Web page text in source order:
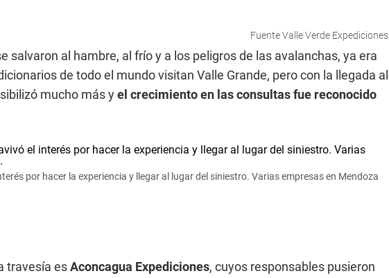
Fuente Valle Verde Expediciones
salvaron al hambre, al frío y a los peligros de las avalanchas, ya era
de todo el mundo visitan Valle Grande, pero con la llegada al
mucho más yel crecimiento en las consultas fue reconocido
por hacer la experiencia y llegar al lugar del siniestro. Varias empresas en Mendoza
travesía esAconcagua Expediciones, cuyos responsables pusieron